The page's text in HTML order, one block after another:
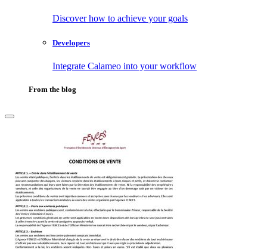
Discover how to achieve your goals
Developers
Integrate Calameo into your workflow
From the blog